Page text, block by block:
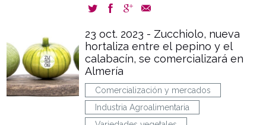
23 oct. 2023 - Zucchiolo, nueva
hortaliza entre el pepino y el
calabacín, se comercializará en
Almería
Comercialización y mercados
Industria Agroalimentaria